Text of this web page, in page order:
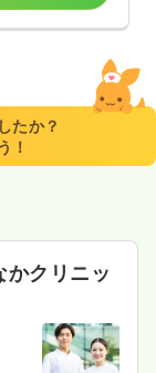
たか？
！
かクリニッ